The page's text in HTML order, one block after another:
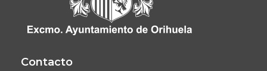
Contacto